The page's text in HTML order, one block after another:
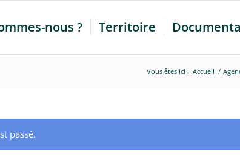
nous ? Territoire
Vous êtes ici : Accueil /
passé.